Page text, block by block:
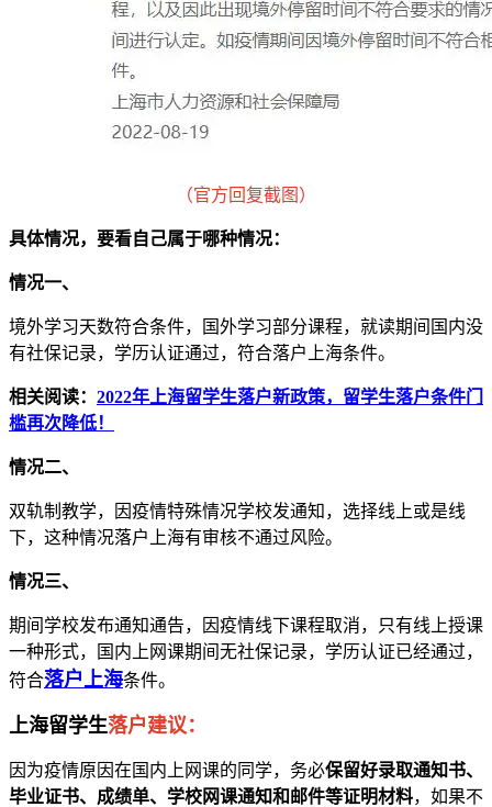
（官方回复截图）
具体情况，要看自己属于哪种情况：
情况一、
境外学习天数符合条件，国外学习部分课程，就读期间国内没
有社保记录，学历认证通过，符合落户上海条件。
相关阅读： 2022年上海留学生落户新政策，留学生落户条件门
槛再次降低！
情况二、
双轨制教学，因疫情特殊情况学校发通知，选择线上或是线
下，这种情况落户上海有审核不通过风险。
情况三、
期间学校发布通知通告，因疫情线下课程取消，只有线上授课
一种形式，国内上网课期间无社保记录，学历认证已经通过，
符合落户上海条件。
上海留学生落户建议：
因为疫情原因在国内上网课的同学，务必保留好录取通知书、
毕业证书、成绩单、学校网课通知和邮件等证明材料，如果不